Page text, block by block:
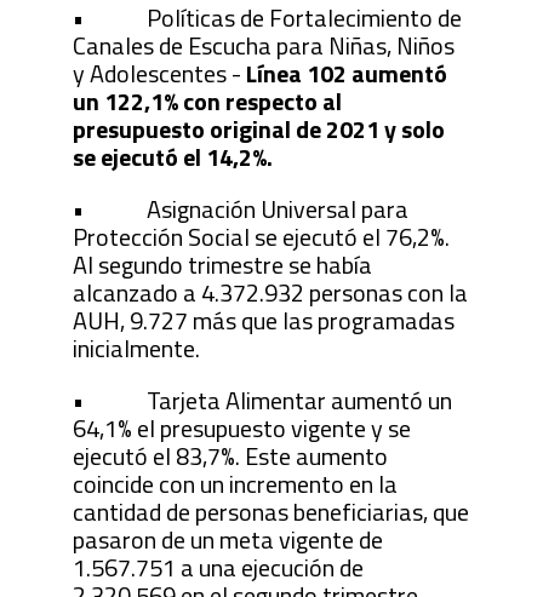
• Políticas de Fortalecimiento de
Canales de Escucha para Niñas, Niños
y Adolescentes -Línea 102 aumentó
un 122,1% con respecto al
presupuesto original de 2021 y solo
se ejecutó el 14,2%.
• Asignación Universal para
Protección Social se ejecutó el 76,2%.
Al segundo trimestre se había
alcanzado a 4.372.932 personas con la
AUH, 9.727 más que las programadas
inicialmente.
• Tarjeta Alimentar aumentó un
64,1% el presupuesto vigente y se
ejecutó el 83,7%. Este aumento
coincide con un incremento en la
cantidad de personas beneficiarias, que
pasaron de un meta vigente de
1.567.751 a una ejecución de